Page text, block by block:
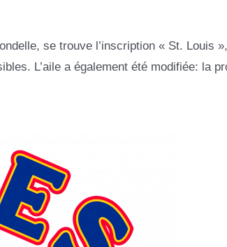
se trouve l’inscription « St. Louis
L’aile a également été modifiée: la